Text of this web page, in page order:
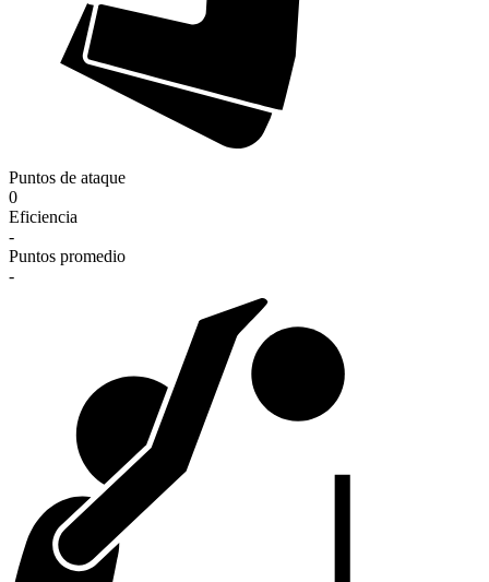
Puntos de ataque
0
Eficiencia
-
Puntos promedio
-